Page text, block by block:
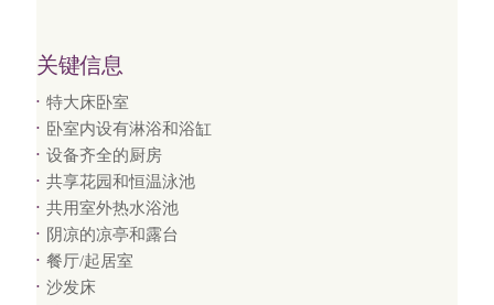
关键信息
特大床卧室
卧室内设有淋浴和浴缸
设备齐全的厨房
共享花园和恒温泳池
共用室外热水浴池
阴凉的凉亭和露台
餐厅/起居室
沙发床